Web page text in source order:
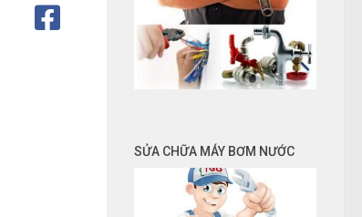
SỬA CHỮA MÁY BƠM NƯỚC